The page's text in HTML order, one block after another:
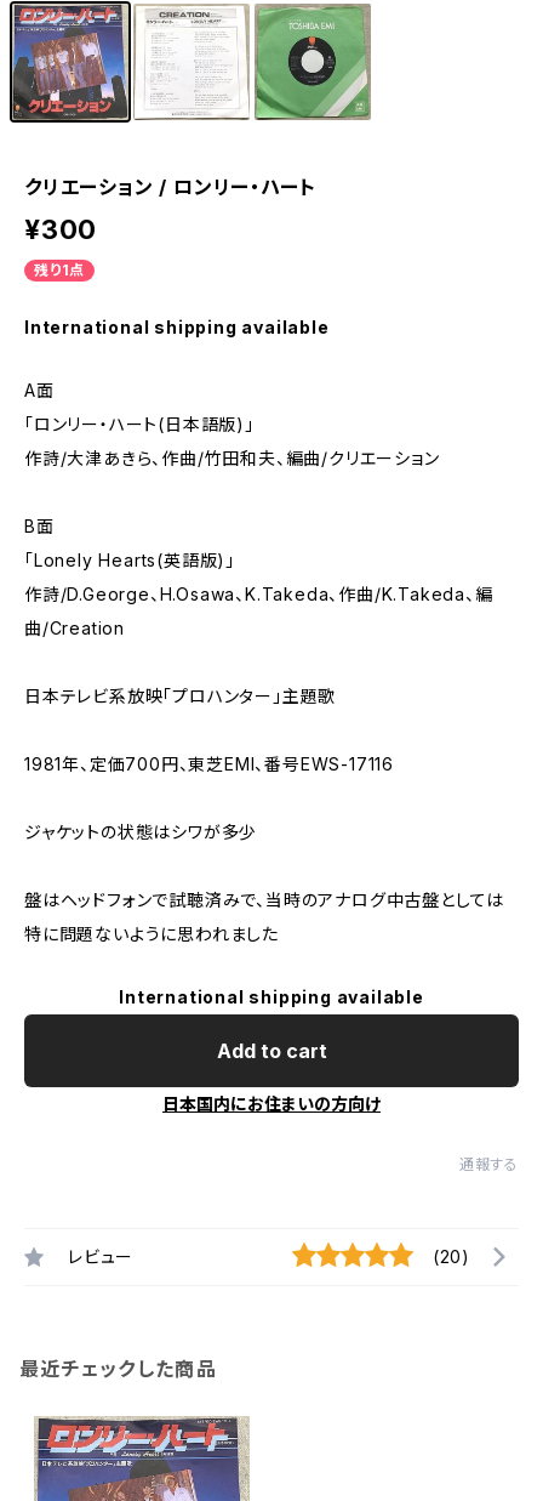
クリエーション / ロンリー・ハート
¥300
残り1点
International shipping available
A面
「ロンリー・ハート(日本語版)」
作詩/大津あきら、作曲/竹田和夫、編曲/クリエーション
B面
「Lonely Hearts(英語版)」
作詩/D.George、H.Osawa、K.Takeda、作曲/K.Takeda、編
曲/Creation
日本テレビ系放映「プロハンター」主題歌
1981年、定価700円、東芝EMI、番号EWS-17116
ジャケットの状態はシワが多少
盤はヘッドフォンで試聴済みで、当時のアナログ中古盤としては
特に問題ないように思われました
International shipping available
Add to cart
日本国内にお住まいの方向け
通報する
レビュー (20)
最近チェックした商品